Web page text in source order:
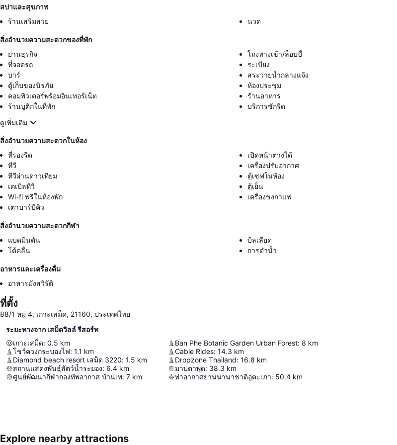
สปาและสุขภาพ
ร้านเสริมสวย
นวด
สิ่งอำนวยความสะดวกของที่พัก
ย่านธุรกิจ
โถงทางเข้า/ล็อบบี้
ที่จอดรถ
ระเบียง
บาร์
สระว่ายน้ำกลางแจ้ง
ตู้เก็บของนิรภัย
ห้องประชุม
คอมพิวเตอร์พร้อมอินเทอร์เน็ต
ร้านอาหาร
ร้านบูติกในที่พัก
บริการซักรีด
ดูเพิ่มเติม
สิ่งอำนวยความสะดวกในห้อง
ที่รองรีด
เปิดหน้าต่างได้
ทีวี
เครื่องปรับอากาศ
ทีวีผ่านดาวเทียม
ตู้เซฟในห้อง
เคเบิลทีวี
ตู้เย็น
Wi-fi ฟรีในห้องพัก
เครื่องชงกาแฟ
เตาบาร์บีคิว
สิ่งอำนวยความสะดวกกีฬา
แบดมินตัน
บิลเลียด
โต้คลื่น
การดำน้ำ
อาหารและเครื่องดื่ม
อาหารมังสวิรัติ
ที่ตั้ง
88/1 หมู่ 4, เกาะเสม็ด, 21160, ประเทศไทย
ระยะทางจาก เสม็ดวิลล์ รีสอร์ท
เกาะเสม็ด: 0.5 km
โชว์ควงกระบองไฟ: 1.1 km
Diamond beach resort เสม็ด 3220: 1.5 km
สถานแสดงพันธุ์สัตว์น้ำระยอง: 6.4 km
ศูนย์พัฒนากีฬากองทัพอากาศ บ้านเพ: 7 km
Ban Phe Botanic Garden Urban Forest: 8 km
Cable Rides: 14.3 km
Dropzone Thailand: 16.8 km
มาบตาพุด: 38.3 km
ท่าอากาศยานนานาชาติอู่ตะเภา: 50.4 km
Explore nearby attractions